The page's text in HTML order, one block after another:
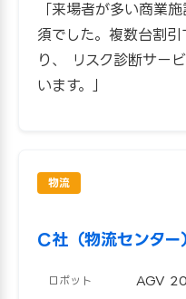
「来場者が多い商業
須でした。複数台割
り、 リスク診断サー
います。」
物流
C社（物流センター
ロボット AGV